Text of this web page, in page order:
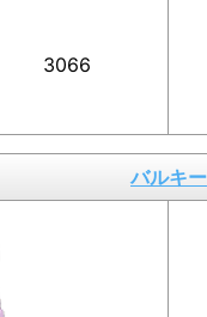
、バルキーの図鑑ペ
見つけた数」の部分
す。
3066
バルキー